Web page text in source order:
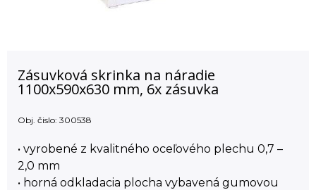
Zásuvková skrinka na náradie
1100x590x630 mm, 6x zásuvka
Obj. čislo: 300538
• vyrobené z kvalitného oceľového plechu 0,7 –
2,0 mm
• horná odkladacia plocha vybavená gumovou